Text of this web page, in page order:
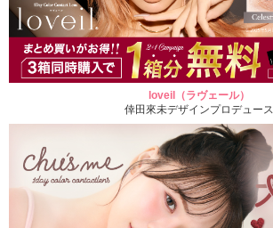
loveil（ラヴェール）
倖田來未デザインプロデュース